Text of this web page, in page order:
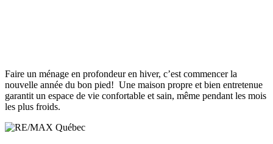
Faire un ménage en profondeur en hiver, c’est commencer la
nouvelle année du bon pied! Une maison propre et bien entretenue
garantit un espace de vie confortable et sain, même pendant les mois
les plus froids.